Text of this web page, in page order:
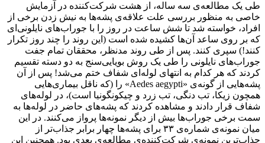
طی یک مطالعه‌ی سه ساله، از هشت شرکت‌کننده در آزمایش
خاصی به منظور بررسی علت علاقه‌ی پشه‌ها به نیش زدن برخی از
افراد، خواسته شد تا شش ساعت در روز را با جوراب‌های نایلونی‌ای
که بر روی ساعد آن‌ها کشیده شده است (این روند را چند روز تکرار
کنند!) سپری کنند. پس از طی روند مدنظر، محققان تمام جفت
جوراب‌های نایلونی را طی یک روش بویایی‌سنج به دو دسته تقسیم
کردند که هر کدام به انتهای لوله‌ای شفاف ختم می‌شد! پس از آن
پشه‌هایی از گونه‌‌ی «Aedes aegypti» را (که ناقل بیماری‌هایی
همچون زیکا، تب دنگی، تب زرد و چیکونگونیا است)، در لوله‌های
شفاف قرار دادند و مشاهده کردند که پشه‌های حاضر در لوله‌ها به
سمت برخی جوراب‌ها بیش از دیگر نمونه‌ها پرواز می‌کنند. در این
میان نمونه‌ی شماره‌ی ۳۳ برای پشه‌ها چهار برابر جذاب‌تر از
جذاب‌ترین نمونه‌ی شرکت‌کننده‌ی مطالعه‌ی بعدی بود. همچنین این